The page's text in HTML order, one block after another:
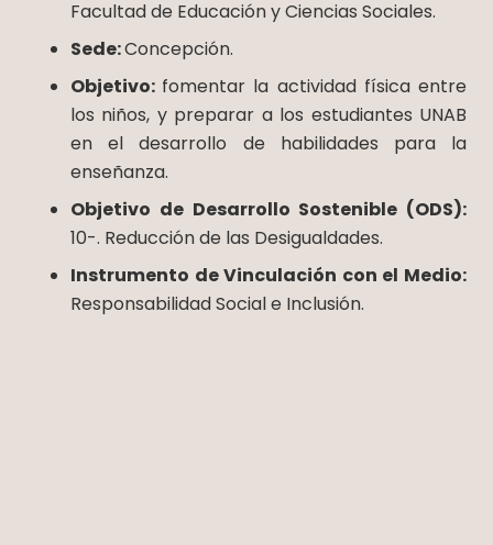
Facultad de Educación y Ciencias Sociales.
Sede:Concepción.
Objetivo: fomentar la actividad física entre
los niños, y preparar a los estudiantes UNAB
en el desarrollo de habilidades para la
enseñanza.
Objetivo de Desarrollo Sostenible (ODS):
10-. Reducción de las Desigualdades.
Instrumento de Vinculación con el Medio:
Responsabilidad Social e Inclusión.